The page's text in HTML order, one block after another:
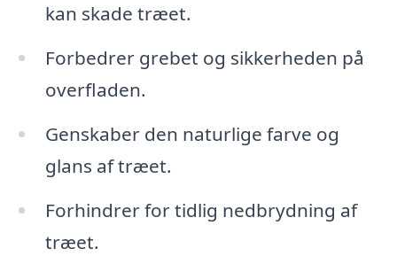
kan skade træet.
Forbedrer grebet og sikkerheden på
overfladen.
Genskaber den naturlige farve og
glans af træet.
Forhindrer for tidlig nedbrydning af
træet.